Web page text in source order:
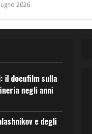
2026
il docufilm sulla
negli anni
e degli